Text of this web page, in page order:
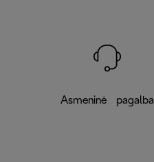
Asmeninė pagalba